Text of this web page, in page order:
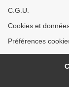
C.G.U.
Cookies et
Préférences